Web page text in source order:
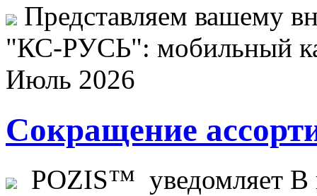
Представляем вашему
"КС-РУСЬ": мобильный
Июль 2026
Сокращение
POZIS™ уведомляет В